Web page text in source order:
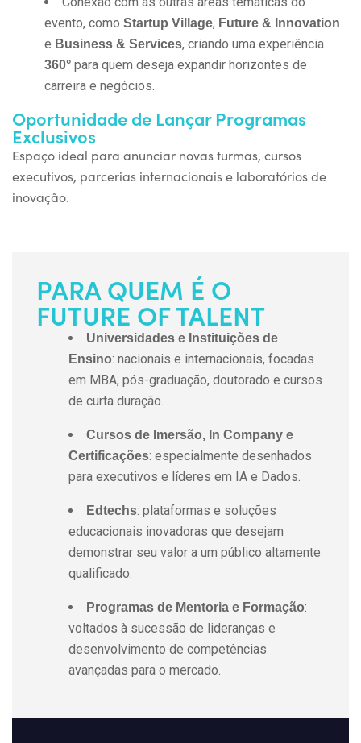
evento, como Startup Village, Future & Innovation
e Business & Services, criando uma experiência
360° para quem deseja expandir horizontes de
carreira e negócios.
Oportunidade de Lançar Programas
Exclusivos
Espaço ideal para anunciar novas turmas, cursos
executivos, parcerias internacionaise laboratórios de
inovação.
PARA QUEM É O
FUTURE OF TALENT
Universidades e Instituições de
Ensino: nacionais e internacionais, focadas
em MBA, pós-graduação, doutorado e cursos
de curta duração.
Cursos de Imersão, In Company e
Certificações: especialmente desenhados
para executivos e líderes em IA e Dados.
Edtechs: plataformas e soluções
educacionais inovadoras que desejam
demonstrar seu valor a um público altamente
qualificado.
Programas de Mentoria e Formação:
voltados à sucessão de lideranças e
desenvolvimento de competências
avançadas para o mercado.